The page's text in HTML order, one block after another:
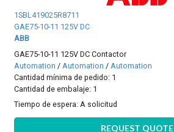
1SBL419025R8711
GAE75-10-11 125V DC
ABB
GAE75-10-11 125V DC Contactor
Automation / Automation / Automation
Cantidad mínima de pedido: 1
Cantidad de embalaje: 1
Tiempo de espera: A solicitud
REQUEST QUOTE